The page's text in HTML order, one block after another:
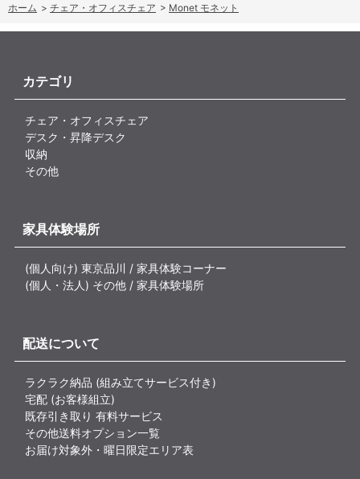
ホーム > チェア・オフィスチェア > Monet モネット
カテゴリ
チェア・オフィスチェア
デスク・昇降デスク
収納
その他
家具体験場所
(個人向け) 東京品川 / 家具体験コーナー
(個人・法人) その他 / 家具体験場所
配送について
ラクラク納品 (組み立てサービス付き)
宅配 (お客様組立)
既存引き取り 有料サービス
その他送料オプション一覧
お届け対象外・曜日限定エリア表